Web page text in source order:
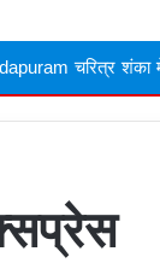
में ढावा संचालक और